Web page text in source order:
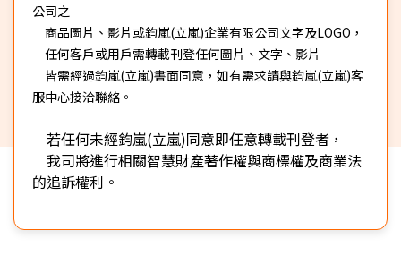
公司之
商品圖片、影片或鈞嵐(立嵐)企業有限公司文字及LOGO，
任何客戶或用戶需轉載刊登任何圖片、文字、影片
皆需經過鈞嵐(立嵐)書面同意，如有需求請與鈞嵐(立嵐)客
服中心接洽聯絡。
若任何未經鈞嵐(立嵐)同意即任意轉載刊登者，
我司將進行相關智慧財產著作權與商標權及商業法
的追訴權利。